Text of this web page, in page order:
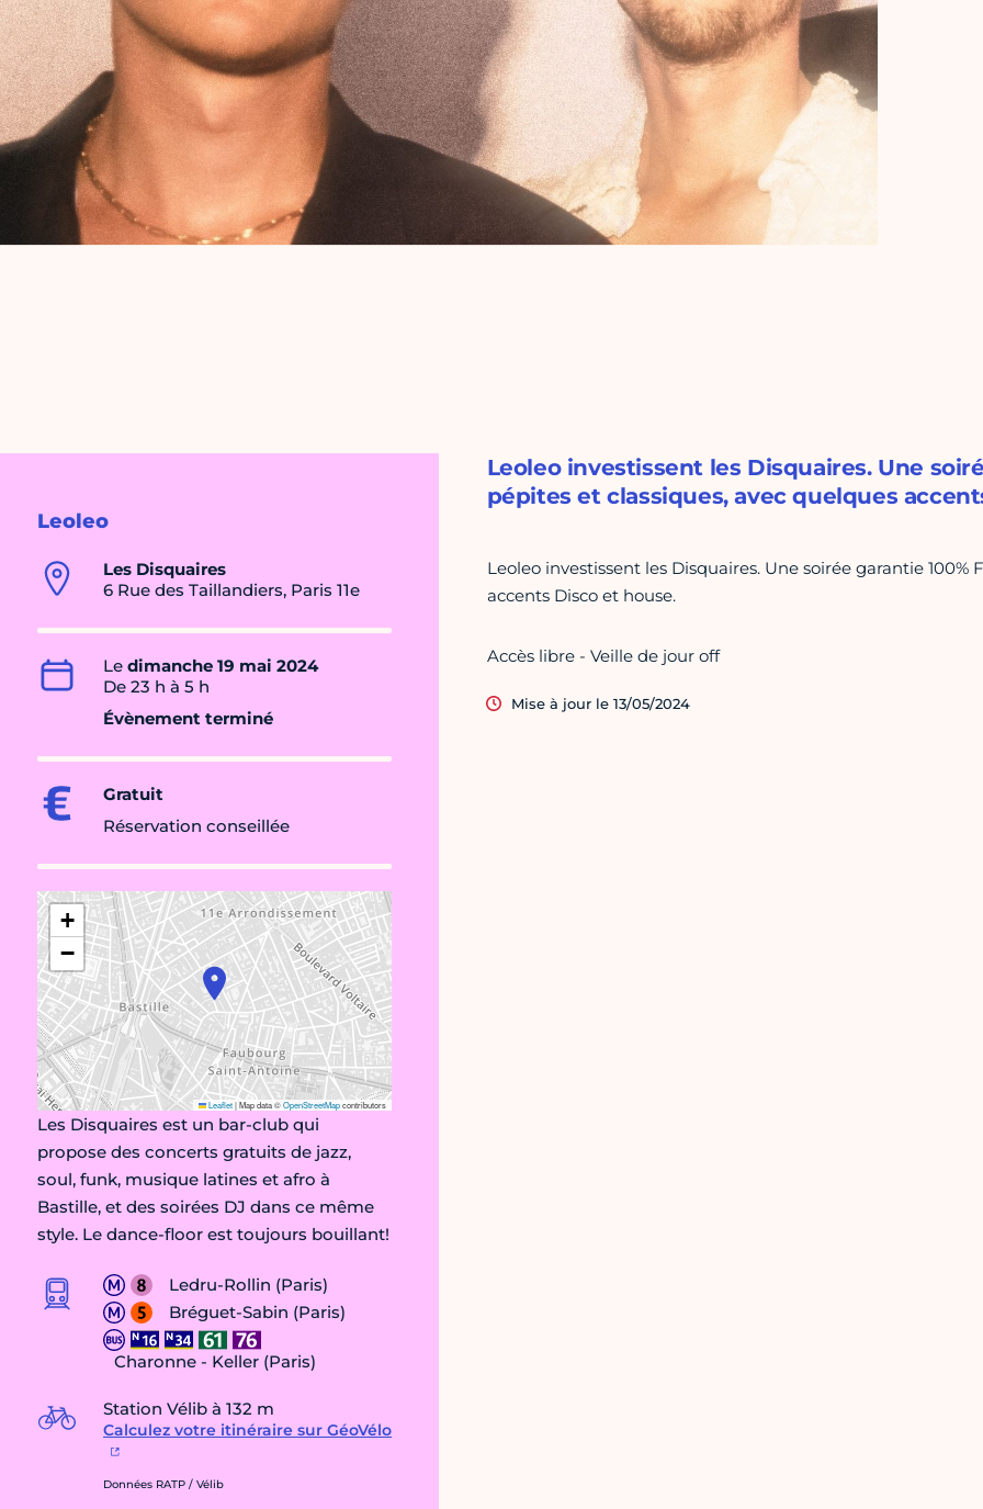
Leoleo
Les Disquaires
6 Rue des Taillandiers, Paris 11e
Le dimanche 19 mai 2024
De 23 h à 5 h
Évènement terminé
Gratuit
Réservation conseillée
+
−
Leaflet|Map data ©OpenStreetMapcontributors
Les Disquaires est un bar-club qui
propose des concerts gratuits de jazz,
soul, funk, musique latines et afro à
Bastille, et des soirées DJ dans ce même
style. Le dance-floor est toujours bouillant!
Ledru-Rollin (Paris)
Bréguet-Sabin (Paris)
Charonne - Keller (Paris)
Station Vélib à 132 m
Calculez votre itinéraire sur GéoVélo
Données RATP / Vélib
Leoleo investissent les Disquaires. Une
pépites et classiques, avec quelques
Leoleo investissent les Disquaires. Une soirée garantie
accents Disco et house.
Accès libre - Veille de jour off
Mise à jour le 13/05/2024